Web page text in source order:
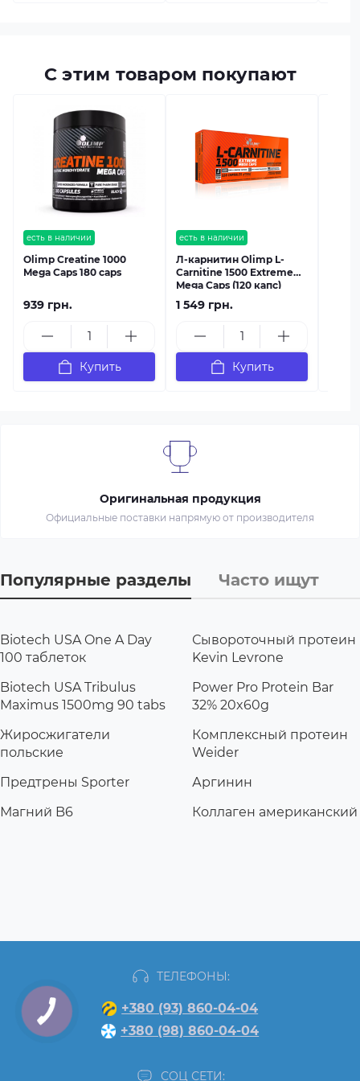
С этим товаром покупают
есть в наличии
Olimp Creatine 1000
Mega Caps 180 caps
939 грн.
Купить
есть в наличии
Л-карнитин Olimp L-
Carnitine 1500 Extreme
Mega Caps (120 капс)
1 549 грн.
Купить
Оригинальная продукция
Официальные поставки напрямую от производителя
Популярные разделы Часто ищут
Biotech USA One A Day
100 таблеток
Сывороточный протеин
Kevin Levrone
Biotech USA Tribulus
Maximus 1500mg 90 tabs
Power Pro Protein Bar
32% 20x60g
Жиросжигатели
польские
Комплексный протеин
Weider
Предтрены Sporter
Аргинин
Магний B6
Коллаген американский
ТЕЛЕФОНЫ:
+380 (93) 860-04-04
+380 (98) 860-04-04
СОЦ СЕТИ: